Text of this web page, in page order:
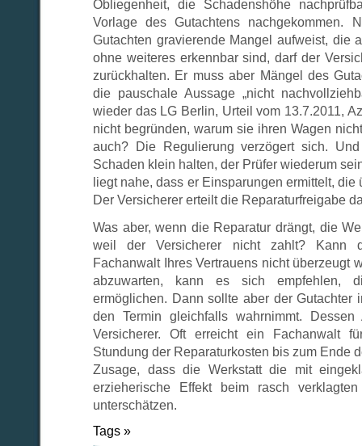
Obliegenheit, die Schadenshöhe
Vorlage des Gutachtens nachgekommen.
Gutachten gravierende Mangel aufweist, die
ohne weiteres erkennbar sind, darf der
zurückhalten. Er muss aber Mängel des
die pauschale Aussage „nicht
wieder das LG Berlin, Urteil vom 13.7.2011,
nicht begründen, warum sie ihren Wagen
auch? Die Regulierung verzögert sich.
Schaden klein halten, der Prüfer wiederum
liegt nahe, dass er Einsparungen ermittelt,
Der Versicherer erteilt die Reparaturfreigabe
Was aber, wenn die Reparatur drängt, die
weil der Versicherer nicht zahlt? Kann
Fachanwalt Ihres Vertrauens nicht überzeugt
abzuwarten, kann es sich empfehlen,
ermöglichen. Dann sollte aber der Gutachter
den Termin gleichfalls wahrnimmt.
Versicherer. Oft erreicht ein Fachanwalt
Stundung der Reparaturkosten bis zum Ende
Zusage, dass die Werkstatt die mit
erzieherische Effekt beim rasch
unterschätzen.
Tags »